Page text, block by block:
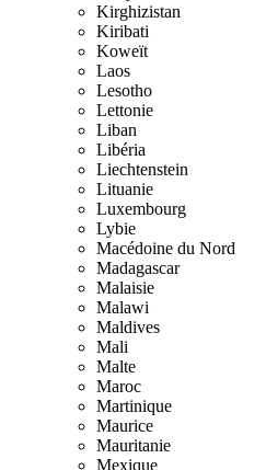
Kirghizistan
Kiribati
Koweït
Laos
Lesotho
Lettonie
Liban
Libéria
Liechtenstein
Lituanie
Luxembourg
Lybie
Macédoine du Nord
Madagascar
Malaisie
Malawi
Maldives
Mali
Malte
Maroc
Martinique
Maurice
Mauritanie
Mexique